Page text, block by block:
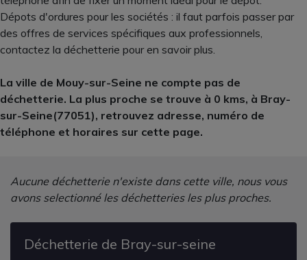
Dépots d'ordures pour les sociétés : il faut parfois passer par
des offres de services spécifiques aux professionnels,
contactez la déchetterie pour en savoir plus.
La ville de Mouy-sur-Seine ne compte pas de
déchetterie. La plus proche se trouve à 0 kms, à Bray-
sur-Seine(77051), retrouvez adresse, numéro de
téléphone et horaires sur cette page.
Aucune déchetterie n'existe dans cette ville, nous vous
avons selectionné les déchetteries les plus proches.
Déchetterie de Bray-sur-seine